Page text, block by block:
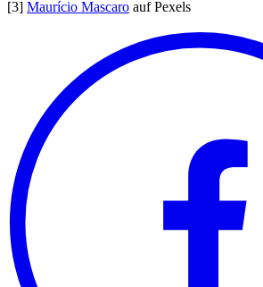
[3] Maurício Mascaro auf Pexels